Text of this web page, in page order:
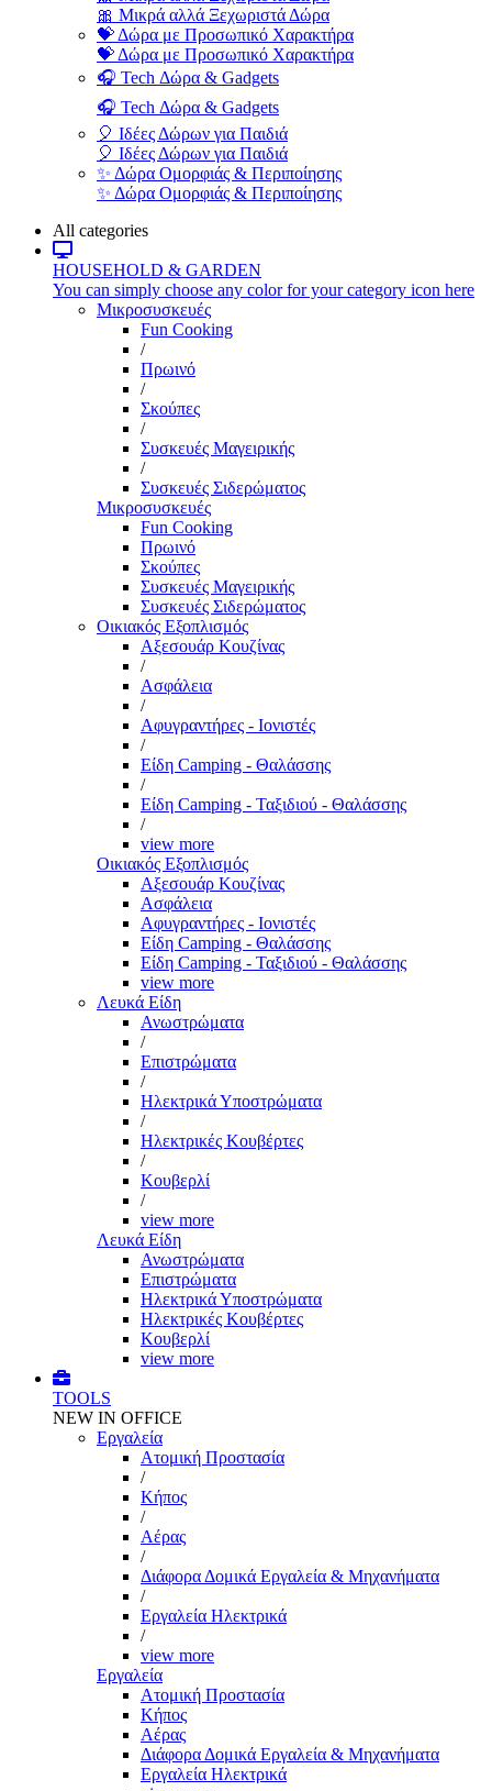
🎀 Μικρά αλλά Ξεχωριστά Δώρα
💝 Δώρα με Προσωπικό Χαρακτήρα
💝 Δώρα με Προσωπικό Χαρακτήρα
🎧 Tech Δώρα & Gadgets
🎧 Tech Δώρα & Gadgets
🎈 Ιδέες Δώρων για Παιδιά
🎈 Ιδέες Δώρων για Παιδιά
✨ Δώρα Ομορφιάς & Περιποίησης
✨ Δώρα Ομορφιάς & Περιποίησης
All categories
HOUSEHOLD & GARDEN
You can simply choose any color for your category icon here
Μικροσυσκευές
Fun Cooking
/
Πρωινό
/
Σκούπες
/
Συσκευές Μαγειρικής
/
Συσκευές Σιδερώματος
Μικροσυσκευές
Fun Cooking
Πρωινό
Σκούπες
Συσκευές Μαγειρικής
Συσκευές Σιδερώματος
Οικιακός Εξοπλισμός
Αξεσουάρ Κουζίνας
/
Ασφάλεια
/
Αφυγραντήρες - Ιονιστές
/
Είδη Camping - Θαλάσσης
/
Είδη Camping - Ταξιδιού - Θαλάσσης
/
view more
Οικιακός Εξοπλισμός
Αξεσουάρ Κουζίνας
Ασφάλεια
Αφυγραντήρες - Ιονιστές
Είδη Camping - Θαλάσσης
Είδη Camping - Ταξιδιού - Θαλάσσης
view more
Λευκά Είδη
Ανωστρώματα
/
Επιστρώματα
/
Ηλεκτρικά Υποστρώματα
/
Ηλεκτρικές Κουβέρτες
/
Κουβερλί
/
view more
Λευκά Είδη
Ανωστρώματα
Επιστρώματα
Ηλεκτρικά Υποστρώματα
Ηλεκτρικές Κουβέρτες
Κουβερλί
view more
TOOLS
NEW IN OFFICE
Εργαλεία
Aτομική Προστασία
/
Kήπος
/
Αέρας
/
Διάφορα Δομικά Εργαλεία & Μηχανήματα
/
Εργαλεία Ηλεκτρικά
/
view more
Εργαλεία
Aτομική Προστασία
Kήπος
Αέρας
Διάφορα Δομικά Εργαλεία & Μηχανήματα
Εργαλεία Ηλεκτρικά